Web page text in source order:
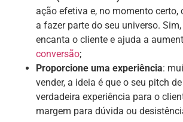
ação efetiva e, no momento certo,
a fazer parte do seu universo.
encanta o cliente e ajuda a
conversão;
Proporcione uma experiência:
vender, a ideia é que o seu pitch
verdadeira experiência para o
margem para dúvida ou